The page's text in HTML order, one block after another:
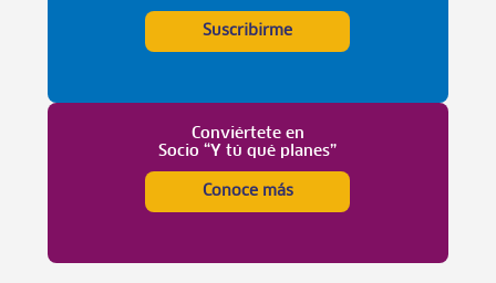
Suscribirme
Conviértete en
Socio “Y tú qué planes”
Conoce más